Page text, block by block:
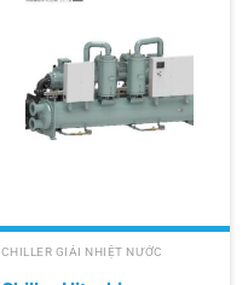
CHILLER GIẢI NHIỆT NƯỚC